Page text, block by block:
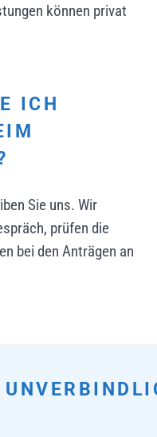
können privat
ICH
Sie uns. Wir
prüfen die
bei den Anträgen an